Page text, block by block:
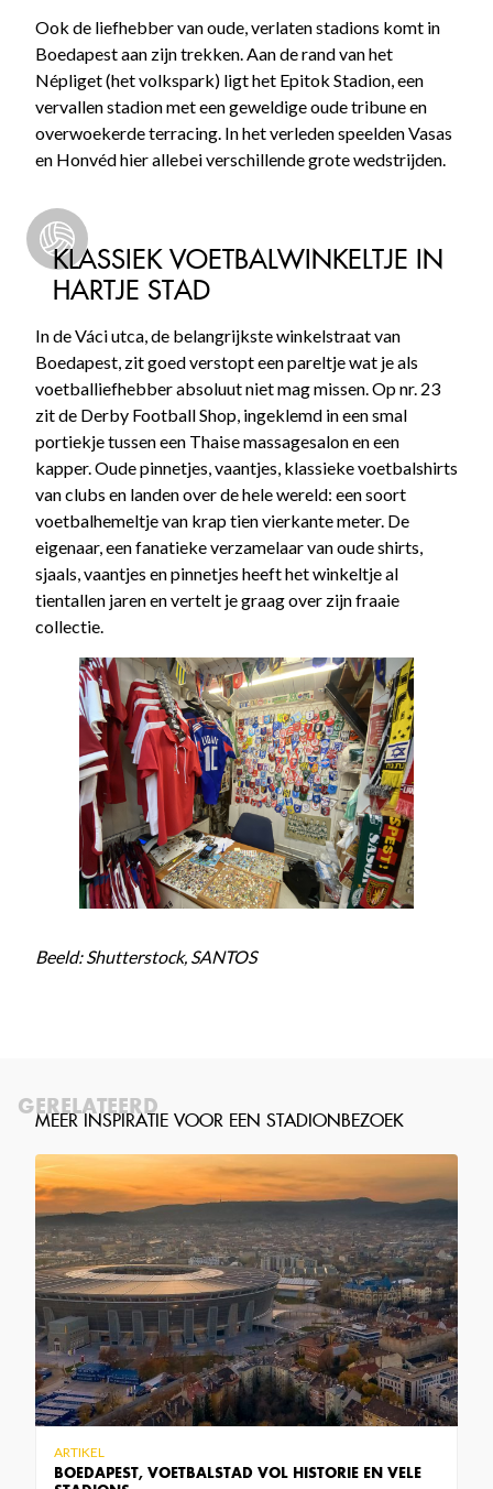
Ook de liefhebber van oude, verlaten stadions komt in
Boedapest aan zijn trekken. Aan de rand van het
Népliget (het volkspark) ligt het Epitok Stadion, een
vervallen stadion met een geweldige oude tribune en
overwoekerde terracing. In het verleden speelden Vasas
en Honvéd hier allebei verschillende grote wedstrijden.
KLASSIEK VOETBALWINKELTJE IN
HARTJE STAD
In de Váci utca, de belangrijkste winkelstraat van
Boedapest, zit goed verstopt een pareltje wat je als
voetballiefhebber absoluut niet mag missen. Op nr. 23
zit de Derby Football Shop, ingeklemd in een smal
portiekje tussen een Thaise massagesalon en een
kapper. Oude pinnetjes, vaantjes, klassieke voetbalshirts
van clubs en landen over de hele wereld: een soort
voetbalhemeltje van krap tien vierkante meter. De
eigenaar, een fanatieke verzamelaar van oude shirts,
sjaals, vaantjes en pinnetjes heeft het winkeltje al
tientallen jaren en vertelt je graag over zijn fraaie
collectie.
Beeld: Shutterstock, SANTOS
GERELATEERD
BOEDAPEST, VOETBALSTAD VOL HISTORIE EN VELE
ARTIKEL